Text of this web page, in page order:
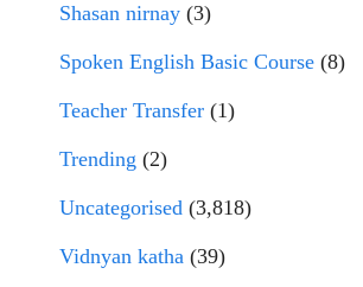
Shasan nirnay (3)
Spoken English Basic Course (8)
Teacher Transfer (1)
Trending (2)
Uncategorised (3,818)
Vidnyan katha (39)